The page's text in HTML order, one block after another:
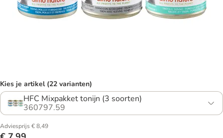
Kies je artikel (22 varianten)
HFC Mixpakket tonijn (3 soorten)
360797.59
Adviesprijs € 8,49